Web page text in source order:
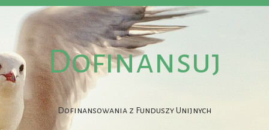
Dofinansuj
Dofinansowania z Funduszy Unijnych